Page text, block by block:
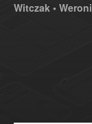
Witczak •